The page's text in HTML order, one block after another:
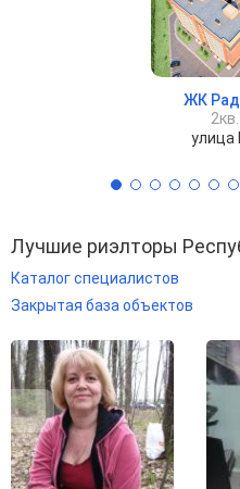
ЖК
улица
Лучшие риэлторы
Каталог специалистов
Закрытая база объектов